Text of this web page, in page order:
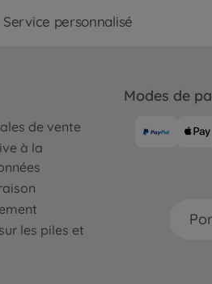
Service personnalisé
de vente
à la
les piles et
Modes de